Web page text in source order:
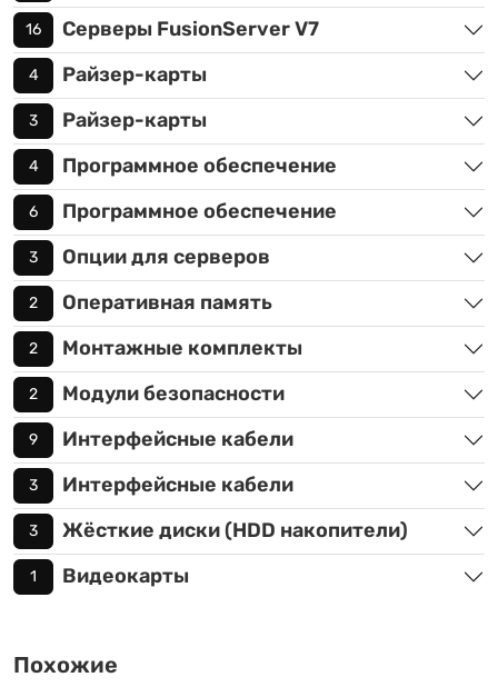
16 Серверы FusionServer V7
4 Райзер-карты
3 Райзер-карты
4 Программное обеспечение
6 Программное обеспечение
3 Опции для серверов
2 Оперативная память
2 Монтажные комплекты
2 Модули безопасности
9 Интерфейсные кабели
3 Интерфейсные кабели
3 Жёсткие диски (HDD накопители)
1 Видеокарты
Похожие